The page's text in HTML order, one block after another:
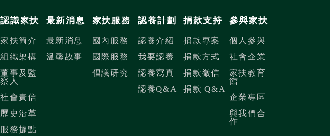
認識家扶
家扶簡介
組織架構
董事及監
察人
社會責信
歷史沿革
服務據點
最新消息
最新消息
溫馨故事
家扶服務
國內服務
國際服務
倡議研究
認養計劃
認養介紹
我要認養
認養寫真
認養Q&A
捐款支持
捐款專案
捐款方式
捐款徵信
捐款 Q&A
參與家扶
個人參與
社會企業
家扶教育
館
企業專區
與我們合
作